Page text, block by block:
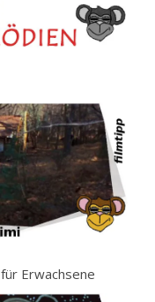
Erwachsene